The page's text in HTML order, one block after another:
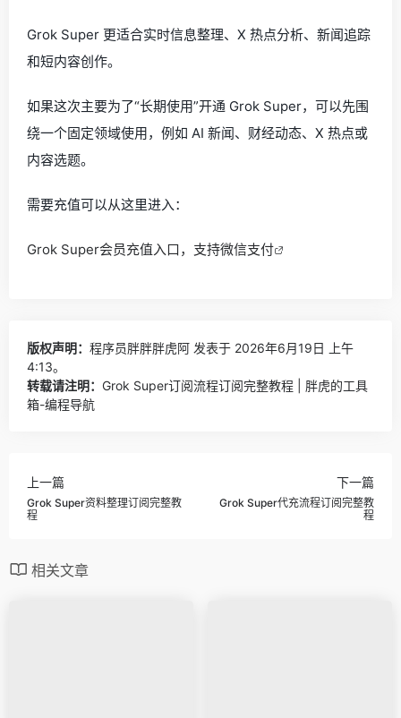
Grok Super 更适合实时信息整理、X 热点分析、新闻追踪
和短内容创作。
如果这次主要为了“长期使用”开通 Grok Super，可以先围
绕一个固定领域使用，例如 AI 新闻、财经动态、X 热点或
内容选题。
需要充值可以从这里进入：
Grok Super会员充值入口，支持微信支付
版权声明： 程序员胖胖胖虎阿 发表于 2026年6月19日 上午
4:13。
转载请注明： Grok Super订阅流程订阅完整教程 | 胖虎的工具
箱-编程导航
上一篇
Grok Super资料整理订阅完整教
程
下一篇
Grok Super代充流程订阅完整教
程
相关文章